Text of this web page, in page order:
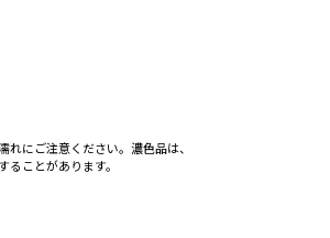
にご注意ください。濃色品は、
ることがあります。